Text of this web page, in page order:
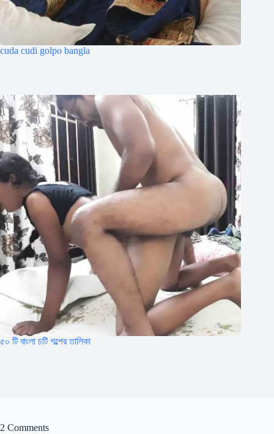
cuda cudi golpo bangla
৫০ টি বাংলা চটি গল্পের তালিকা
2 Comments